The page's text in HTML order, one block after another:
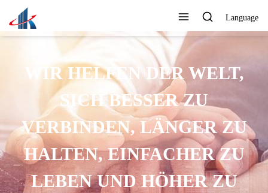
Language
WIR HELFEN DER WELT,
SICH BESSER ZU
VERBINDEN, LÄNGER ZU
HALTEN, EINFACHER ZU
LEBEN UND HÖHER ZU